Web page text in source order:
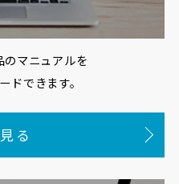
のマニュアルを
ドできます。
る